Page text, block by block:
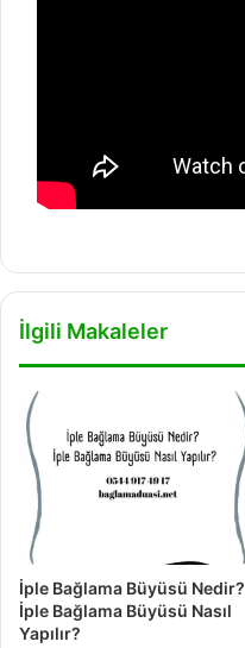
İlgili Makaleler
İple Bağlama Büyüsü Nedir?
İple Bağlama Büyüsü Nasıl
Yapılır?